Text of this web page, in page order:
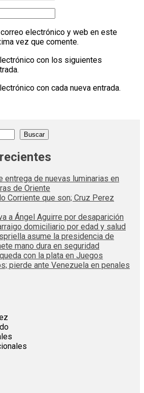
correo electrónico y web en este
vez que comente.
con los siguientes
con cada nueva entrada.
Buscar
entrega de nuevas luminarias en
de Oriente
Corriente que son; Cruz Perez
a Ángel Aguirre por desaparición
domiciliario por edad y salud
asume la presidencia de
mano dura en seguridad
con la plata en Juegos
pierde ante Venezuela en penales